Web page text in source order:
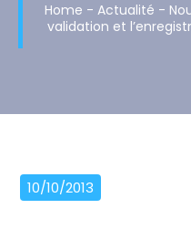
Home - Actualité -
validation et
10/10/2013